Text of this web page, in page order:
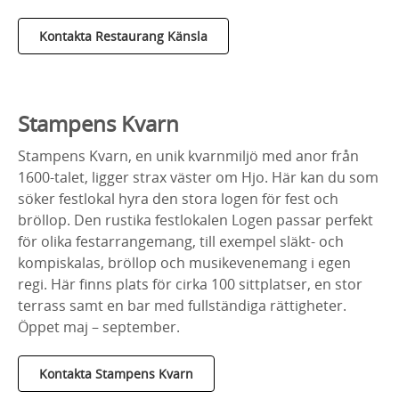
Kontakta Restaurang Känsla
Stampens Kvarn
Stampens Kvarn, en unik kvarnmiljö med anor från
1600-talet, ligger strax väster om Hjo. Här kan du som
söker festlokal hyra den stora logen för fest och
bröllop. Den rustika festlokalen Logen passar perfekt
för olika festarrangemang, till exempel släkt- och
kompiskalas, bröllop och musikevenemang i egen
regi. Här finns plats för cirka 100 sittplatser, en stor
terrass samt en bar med fullständiga rättigheter.
Öppet maj – september.
Kontakta Stampens Kvarn